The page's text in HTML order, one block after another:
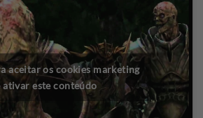
aceitar os cookies marketing
ativar este conteúdo